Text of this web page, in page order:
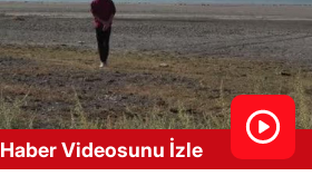
Haber Videosunu İzle